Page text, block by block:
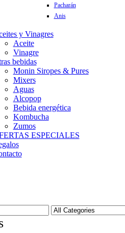
Pacharán
Anis
y Vinagres
Aceite
Vinagre
bebidas
Monin Siropes & Pures
Mixers
Aguas
Alcopop
Bebida energética
Kombucha
Zumos
ESPECIALES